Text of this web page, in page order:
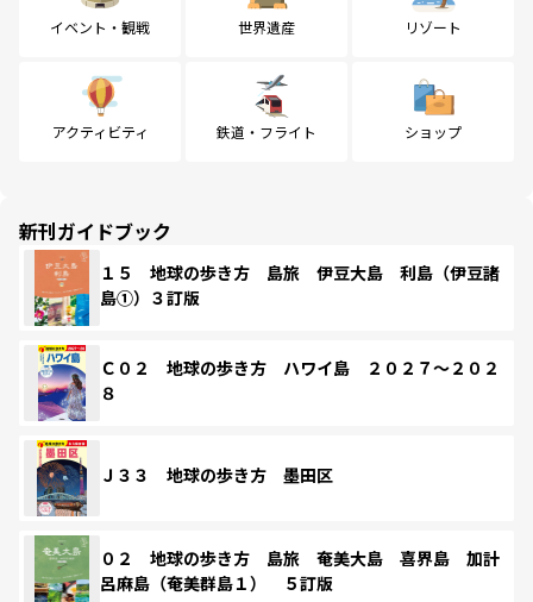
イベント・観戦 世界遺産 リゾート
アクティビティ 鉄道・フライト ショップ
新刊ガイドブック
１５ 地球の歩き方 島旅 伊豆大島 利島（伊豆諸
島①）３訂版
Ｃ０２ 地球の歩き方 ハワイ島 ２０２７～２０２
８
Ｊ３３ 地球の歩き方 墨田区
０２ 地球の歩き方 島旅 奄美大島 喜界島 加計
呂麻島（奄美群島１） ５訂版